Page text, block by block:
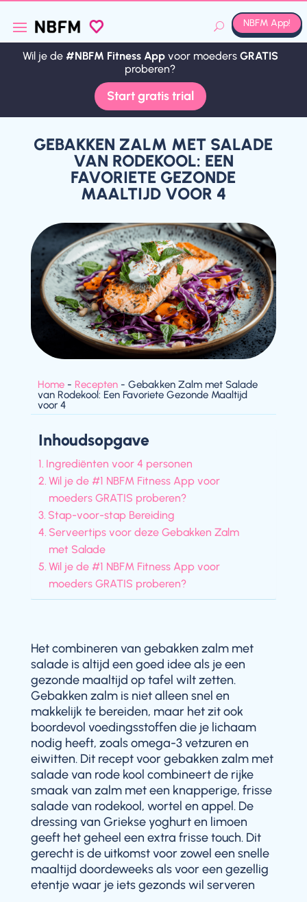
NBFM App!
Wil je de #NBFM Fitness Appvoor moeders GRATIS
proberen?
Start gratis trial
Wil je de #NBFM Fitness Appvoor moeders GRATIS
proberen?
Start gratis trial
GEBAKKEN ZALM MET SALADE
VAN RODEKOOL: EEN
FAVORIETE GEZONDE
MAALTIJD VOOR 4
Home- Recepten- Gebakken Zalm met Salade
van Rodekool: Een Favoriete Gezonde Maaltijd
voor 4
Inhoudsopgave
Ingrediënten voor 4 personen
Wil je de #1 NBFM Fitness App voor
moeders GRATIS proberen?
Stap-voor-stap Bereiding
Serveertips voor deze Gebakken Zalm
met Salade
Wil je de #1 NBFM Fitness App voor
moeders GRATIS proberen?
Het combineren van gebakken zalm met
salade is altijd een goed idee als je een
gezonde maaltijd op tafel wilt zetten.
Gebakken zalm is niet alleen snel en
makkelijk te bereiden, maar het zit ook
boordevol voedingsstoffen die je lichaam
nodig heeft, zoals omega-3 vetzuren en
eiwitten. Dit recept voor gebakken zalm met
salade van rode kool combineert de rijke
smaak van zalm met een knapperige, frisse
salade van rodekool, wortel en appel. De
dressing van Griekse yoghurt en limoen
geeft het geheel een extra frisse touch. Dit
gerecht is de uitkomst voor zowel een snelle
maaltijd doordeweeks als voor een gezellig
etentje waar je iets gezonds wil serveren